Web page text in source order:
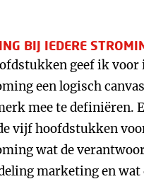
BIJ IEDERE
geef ik voor
een logisch
mee te definiëren.
vijf hoofdstukken
wat de
marketing en wat